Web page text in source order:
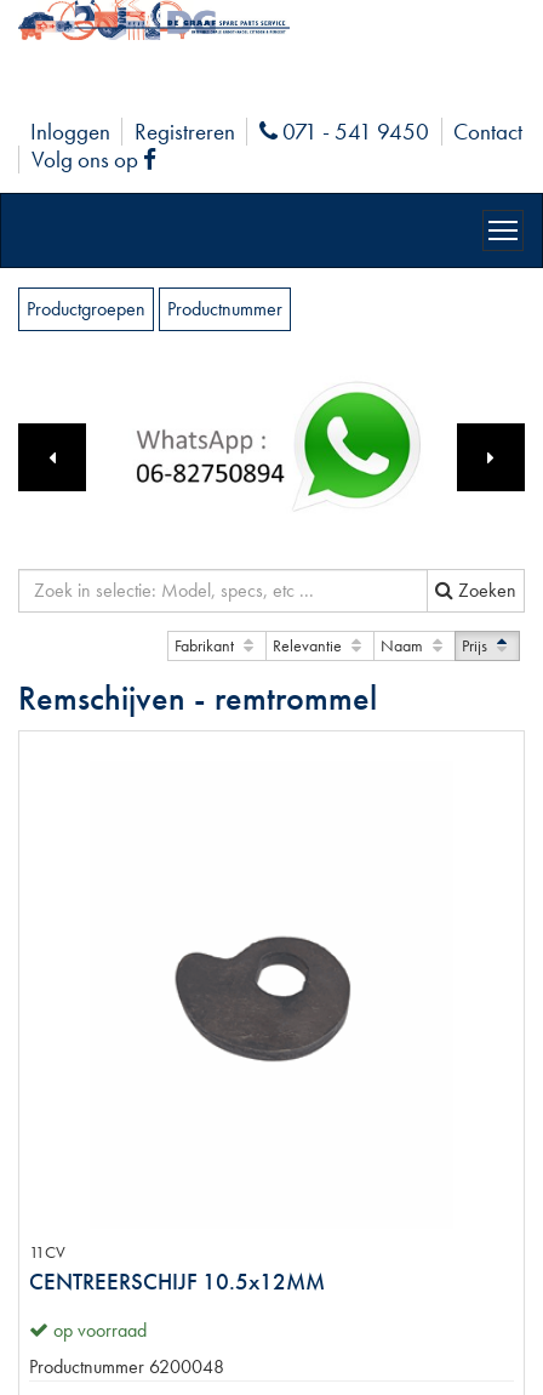
Inloggen Registreren Phone
071 - 541 9450
Contact
Volg ons op
Facebook
Productgroepen Productnummer
Zoeken
Fabrikant Relevantie Naam Prijs
Remschijven - remtrommel
11CV
CENTREERSCHIJF 10.5x12MM
op voorraad
Productnummer 6200048